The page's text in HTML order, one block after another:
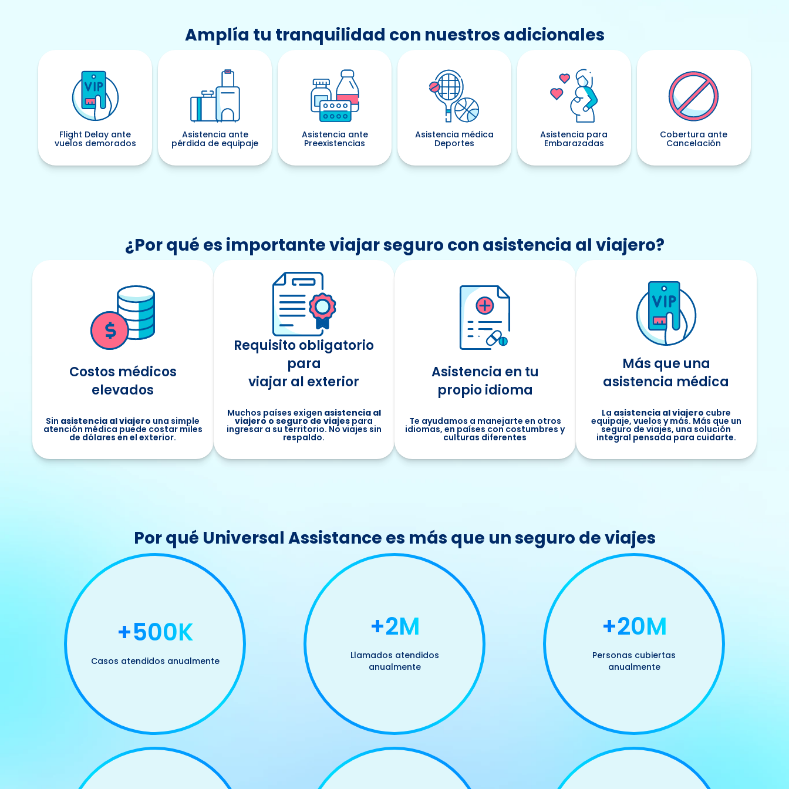
Amplía tu tranquilidad con nuestros adicionales
Flight Delay ante
vuelos demorados
Asistencia ante
pérdida de equipaje
Asistencia ante
Preexistencias
Asistencia médica
Deportes
Asistencia para
Embarazadas
Cobertura ante
Cancelación
¿Por qué es importante viajar seguro con asistencia al viajero?
Costos médicos
elevados
Sin asistencia al viajero una simple
atención médica puede costar miles
de dólares en el exterior.
Requisito obligatorio
para
viajar al exterior
Muchos países exigen asistencia al
viajero o seguro de viajes para
ingresar a su territorio. No viajes sin
respaldo.
Asistencia en tu
propio idioma
Te ayudamos a manejarte en otros
idiomas, en países con costumbres y
culturas diferentes
Más que una
asistencia médica
La asistencia al viajero cubre
equipaje, vuelos y más. Más que un
seguro de viajes, una solución
integral pensada para cuidarte.
Por qué Universal Assistance es más que un seguro de viajes
+500K
Casos atendidos anualmente
+2M
Llamados atendidos
anualmente
+20M
Personas cubiertas
anualmente